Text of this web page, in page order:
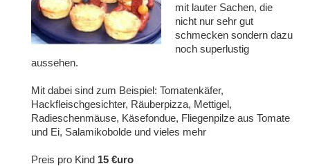
mit lauter Sachen, die
nicht nur sehr gut
schmecken sondern dazu
noch superlustig
aussehen.
Mit dabei sind zum Beispiel: Tomatenkäfer,
Hackfleischgesichter, Räuberpizza, Mettigel,
Radieschenmäuse, Käsefondue, Fliegenpilze aus Tomate
und Ei, Salamikobolde und vieles mehr
Preis pro Kind 15 €uro